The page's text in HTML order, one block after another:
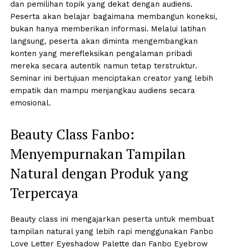
dan pemilihan topik yang dekat dengan audiens.
Peserta akan belajar bagaimana membangun koneksi,
bukan hanya memberikan informasi. Melalui latihan
langsung, peserta akan diminta mengembangkan
konten yang merefleksikan pengalaman pribadi
mereka secara autentik namun tetap terstruktur.
Seminar ini bertujuan menciptakan creator yang lebih
empatik dan mampu menjangkau audiens secara
emosional.
Beauty Class Fanbo:
Menyempurnakan Tampilan
Natural dengan Produk yang
Terpercaya
Beauty class ini mengajarkan peserta untuk membuat
tampilan natural yang lebih rapi menggunakan Fanbo
Love Letter Eyeshadow Palette dan Fanbo Eyebrow